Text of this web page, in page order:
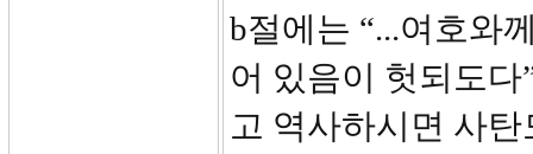
b절에는 “...여호와
어 있음이 헛되도
고 역사하시면 사